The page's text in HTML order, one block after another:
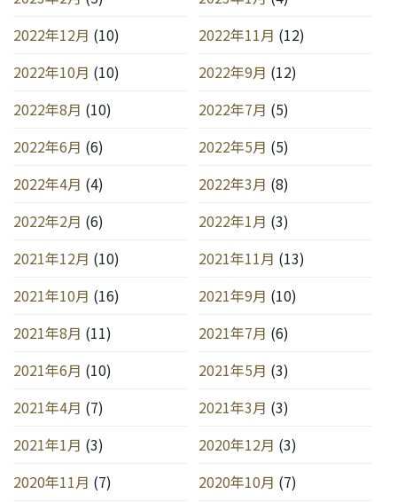
2022年12月 (10) 2022年11月 (12)
2022年10月 (10) 2022年9月 (12)
2022年8月 (10) 2022年7月 (5)
2022年6月 (6) 2022年5月 (5)
2022年4月 (4) 2022年3月 (8)
2022年2月 (6) 2022年1月 (3)
2021年12月 (10) 2021年11月 (13)
2021年10月 (16) 2021年9月 (10)
2021年8月 (11) 2021年7月 (6)
2021年6月 (10) 2021年5月 (3)
2021年4月 (7) 2021年3月 (3)
2021年1月 (3) 2020年12月 (3)
2020年11月 (7) 2020年10月 (7)